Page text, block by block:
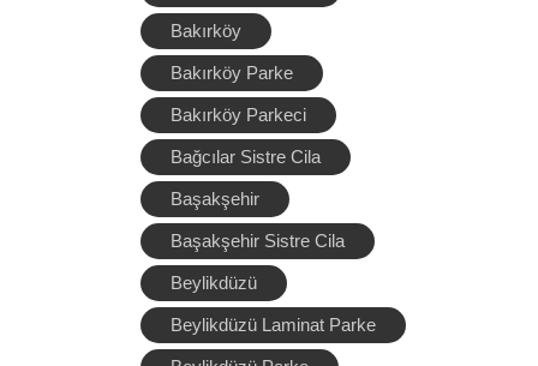
Bakırköy
Bakırköy Parke
Bakırköy Parkeci
Bağcılar Sistre Cila
Başakşehir
Başakşehir Sistre Cila
Beylikdüzü
Beylikdüzü Laminat Parke